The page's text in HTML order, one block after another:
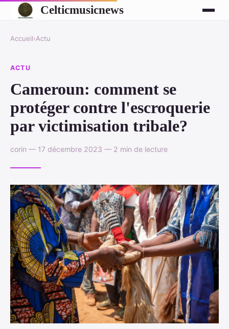
Celticmusicnews
Accueil›Actu
ACTU
Cameroun: comment se
protéger contre l'escroquerie
par victimisation tribale?
corin — 17 décembre 2023 — 2 min de lecture